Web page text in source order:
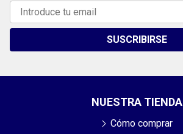
SUSCRIBIRSE
NUESTRA TIENDA
Cómo comprar